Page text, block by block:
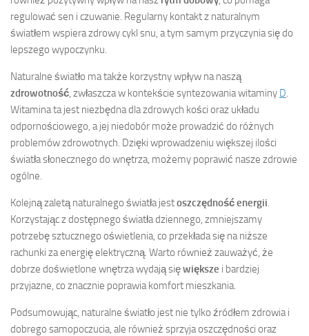
regulować sen i czuwanie. Regularny kontakt z naturalnym
światłem wspiera zdrowy cykl snu, a tym samym przyczynia się do
lepszego wypoczynku.
Naturalne światło ma także korzystny wpływ na naszą
zdrowotność, zwłaszcza w kontekście syntezowania witaminy D.
Witamina ta jest niezbędna dla zdrowych kości oraz układu
odpornościowego, a jej niedobór może prowadzić do różnych
problemów zdrowotnych. Dzięki wprowadzeniu większej ilości
światła słonecznego do wnętrza, możemy poprawić nasze zdrowie
ogólne.
Kolejną zaletą naturalnego światła jestoszczędność energii.
Korzystając z dostępnego światła dziennego, zmniejszamy
potrzebę sztucznego oświetlenia, co przekłada się na niższe
rachunki za energię elektryczną. Warto również zauważyć, że
dobrze doświetlone wnętrza wydają sięwiększe i bardziej
przyjazne, co znacznie poprawia komfort mieszkania.
Podsumowując, naturalne światło jest nie tylko źródłem zdrowia i
dobrego samopoczucia, ale również sprzyja oszczędności oraz